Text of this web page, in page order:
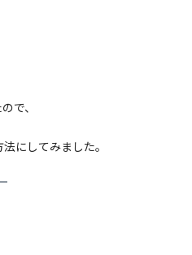
で、
にしてみました。